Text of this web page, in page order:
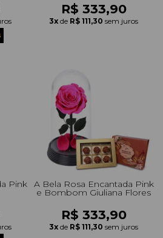
R$ 333,90
3x de R$ 111,30 sem juros
Pink A Bela Rosa Encantada Pink
e Bombom Giuliana Flores
R$ 333,90
3x de R$ 111,30 sem juros